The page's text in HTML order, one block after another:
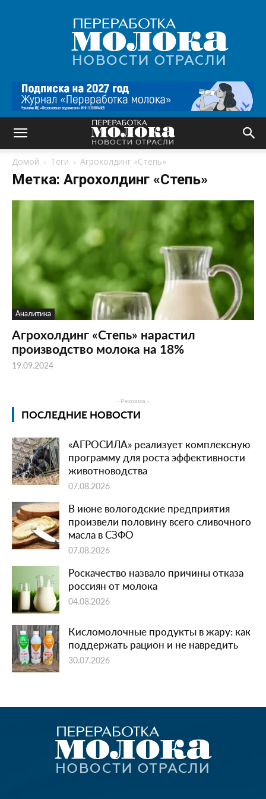
Переработка
молока
|
Новости
Домой Теги Агрохолдинг «Степь»
Метка: Агрохолдинг «Степь»
Аналитика
Агрохолдинг «Степь» нарастил
производство молока на 18%
19.09.2024
- Реклама -
ПОСЛЕДНИЕ НОВОСТИ
«АГРОСИЛА» реализует комплексную
программу для роста эффективности
животноводства
07.08.2026
В июне вологодские предприятия
произвели половину всего сливочного
масла в СЗФО
07.08.2026
Роскачество назвало причины отказа
россиян от молока
04.08.2026
Кисломолочные продукты в жару: как
поддержать рацион и не навредить
30.07.2026